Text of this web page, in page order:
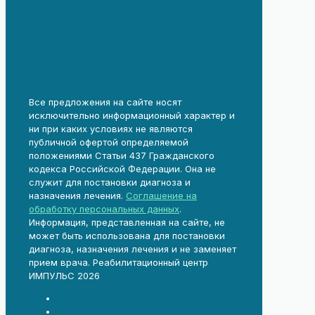
Все предложения на сайте носят
исключительно информационный характер и
ни при каких условиях не являются
публичной офертой определяемой
положениями Статьи 437 Гражданского
кодекса Российской Федерации. Она не
служит для постановки диагноза и
назначения лечения. Соглашение на
обработку персональных данных.
Информация, представленная на сайте, не
может быть использована для постановки
диагноза, назначения лечения и не заменяет
прием врача. Реабилитационный центр
ИМПУЛЬС 2026